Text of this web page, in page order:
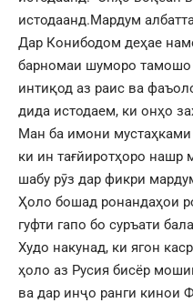
истодаанд.Мардум
Дар Конибодом деҳае
барномаи шуморо
интиқод аз раис ва
дида истодаем, ки онҳо
Ман ба имони
ки ин тағйиротҳоро нашр
шабу рӯз дар фикри
Ҳоло бошад ронандаҳои
гуфти гапо бо суръати
Худо накунад, ки ягон
ҳоло аз Русия бисёр
ва дар инҷо ранги кинои